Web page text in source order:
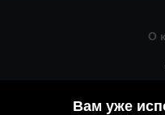
Вам уже
О